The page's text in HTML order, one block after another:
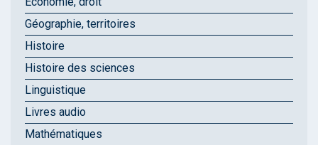
Géographie, territoires
Histoire
Histoire des sciences
Linguistique
Livres audio
Mathématiques